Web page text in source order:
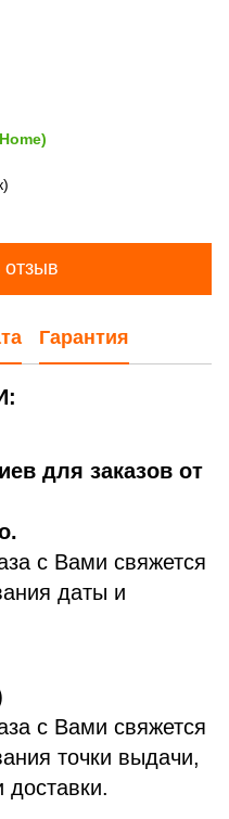
отзыв
Гарантия
для заказов от
с Вами свяжется
даты и
с Вами свяжется
точки выдачи,